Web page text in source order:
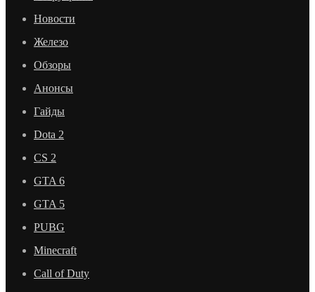
Новости
Железо
Обзоры
Анонсы
Гайды
Dota 2
CS 2
GTA 6
GTA 5
PUBG
Minecraft
Call of Duty